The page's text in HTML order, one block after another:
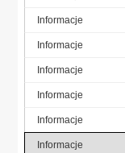
Informacje
Informacje
Informacje
Informacje
Informacje
Informacje